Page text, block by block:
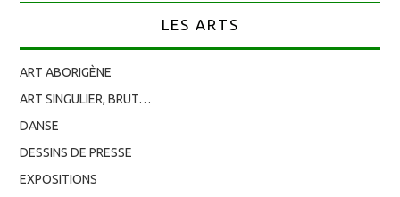
LES ARTS
ART ABORIGÈNE
ART SINGULIER, BRUT…
DANSE
DESSINS DE PRESSE
EXPOSITIONS